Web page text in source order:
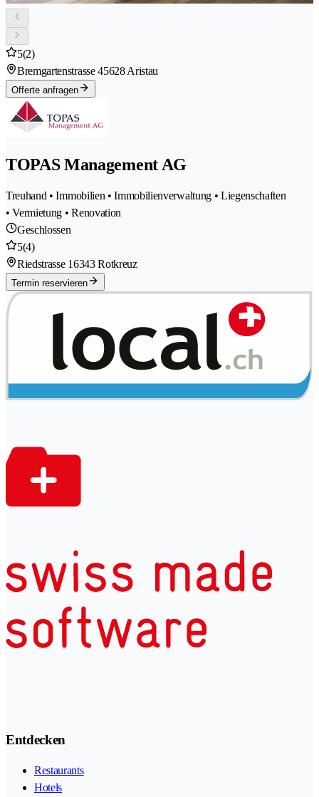
5(2)
Bremgartenstrasse 45628 Aristau
Offerte anfragen
TOPAS Management AG
Treuhand • Immobilien • Immobilienverwaltung • Liegenschaften
• Vermietung • Renovation
Geschlossen
5(4)
Riedstrasse 16343 Rotkreuz
Termin reservieren
Entdecken
Restaurants
Hotels